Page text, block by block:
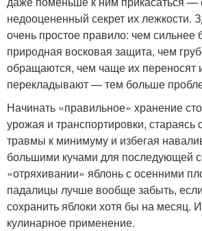
недооцененный секрет их лежкости.
очень простое правило: чем сильнее
природная восковая защита, чем
обращаются, чем чаще их переносят
перекладывают — тем больше
Начинать «правильное» хранение
урожая и транспортировки, стараясь
травмы к минимуму и избегая
большими кучами для последующей
«отряхивании» яблонь с осенними
падалицы лучше вообще забыть,
сохранить яблоки хотя бы на месяц.
кулинарное применение.